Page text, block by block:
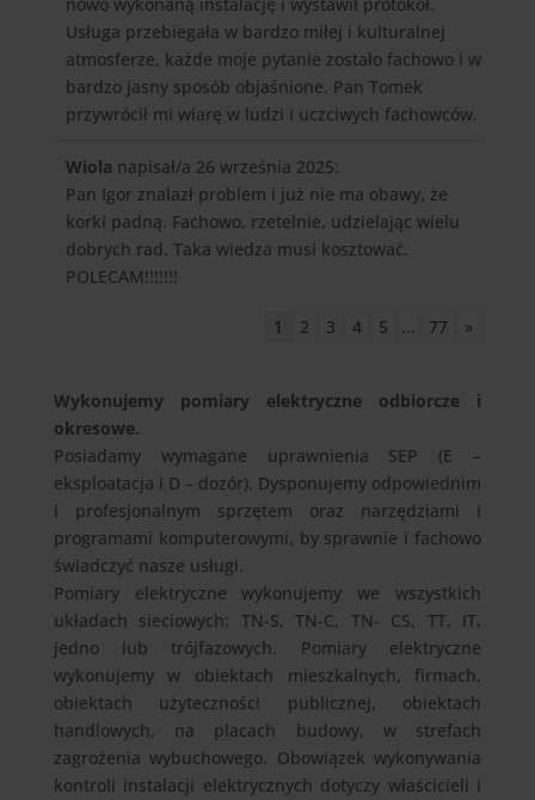
Usługa przebiegała w bardzo miłej i kulturalnej
atmosferze, każde moje pytanie zostało fachowo i w
bardzo jasny sposób objaśnione. Pan Tomek
przywrócił mi wiarę w ludzi i uczciwych fachowców.
Wiola napisał/a 26 września 2025:
Pan Igor znalazł problem i już nie ma obawy, że
korki padną. Fachowo, rzetelnie, udzielając wielu
dobrych rad. Taka wiedza musi kosztować.
POLECAM!!!!!!!
1 2 3 4 5 ... 77 »
Wykonujemy pomiary elektryczne odbiorcze i
okresowe.
Posiadamy wymagane uprawnienia SEP (E –
eksploatacja i D – dozór). Dysponujemy odpowiednim
i profesjonalnym sprzętem oraz narzędziami i
programami komputerowymi, by sprawnie i fachowo
świadczyć nasze usługi.
Pomiary elektryczne wykonujemy we wszystkich
układach sieciowych: TN-S, TN-C, TN- CS, TT, IT,
jedno lub trójfazowych. Pomiary elektryczne
wykonujemy w obiektach mieszkalnych, firmach,
obiektach użyteczności publicznej, obiektach
handlowych, na placach budowy, w strefach
zagrożenia wybuchowego. Obowiązek wykonywania
kontroli instalacji elektrycznych dotyczy właścicieli i